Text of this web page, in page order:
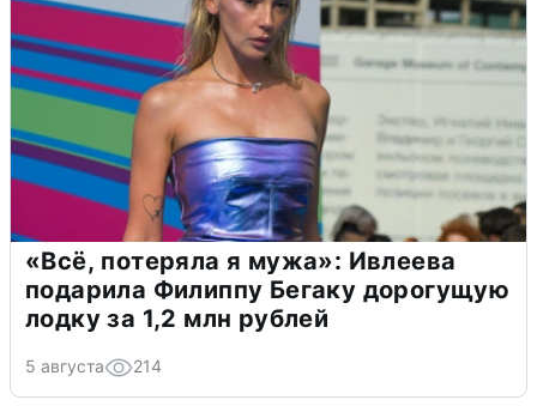
«Всё, потеряла я мужа»: Ивлеева
подарила Филиппу Бегаку дорогущую
лодку за 1,2 млн рублей
5 августа 214